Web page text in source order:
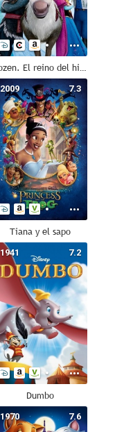
Frozen. El reino del hielo
7.3
2009
Tiana y el sapo
7.2
1941
Dumbo
7.6
1970